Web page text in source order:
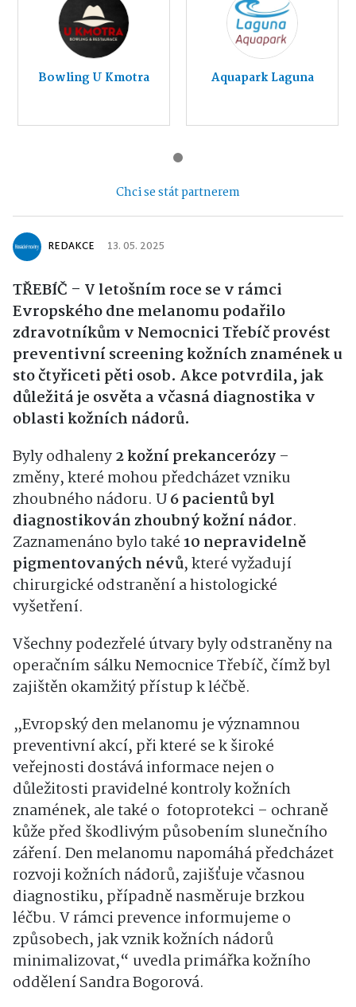
Bowling U Kmotra Aquapark Laguna
Chci se stát partnerem
REDAKCE 13. 05. 2025
TŘEBÍČ – V letošním roce se v rámci
Evropského dne melanomu podařilo
zdravotníkům v Nemocnici Třebíč provést
preventivní screening kožních znamének u
sto čtyřiceti pěti osob. Akce potvrdila, jak
důležitá je osvěta a včasná diagnostika v
oblasti kožních nádorů.
Byly odhaleny2 kožní prekancerózy –
změny, které mohou předcházet vzniku
zhoubného nádoru. U6 pacientů byl
diagnostikován zhoubný kožní nádor.
Zaznamenáno bylo také 10 nepravidelně
pigmentovaných névů, které vyžadují
chirurgické odstranění a histologické
vyšetření.
Všechny podezřelé útvary byly odstraněny na
operačním sálku Nemocnice Třebíč, čímž byl
zajištěn okamžitý přístup k léčbě.
„Evropský den melanomu je významnou
preventivní akcí, při které se k široké
veřejnosti dostává informace nejen o
důležitosti pravidelné kontroly kožních
znamének, ale také o fotoprotekci – ochraně
kůže před škodlivým působením slunečního
záření. Den melanomu napomáhá předcházet
rozvoji kožních nádorů, zajišťuje včasnou
diagnostiku, případně nasměruje brzkou
léčbu. V rámci prevence informujeme o
způsobech, jak vznik kožních nádorů
minimalizovat,“ uvedla primářka kožního
oddělení Sandra Bogorová.